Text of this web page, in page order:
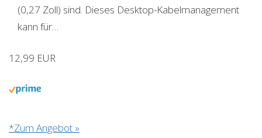
(0,27 Zoll) sind. Dieses Desktop-Kabelmanagement
kann für…
12,99 EUR
*Zum Angebot »